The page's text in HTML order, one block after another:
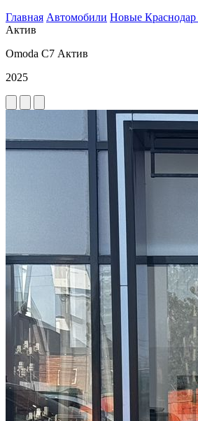
Главная Автомобили Новые Краснодар
Актив
Omoda C7 Актив
2025